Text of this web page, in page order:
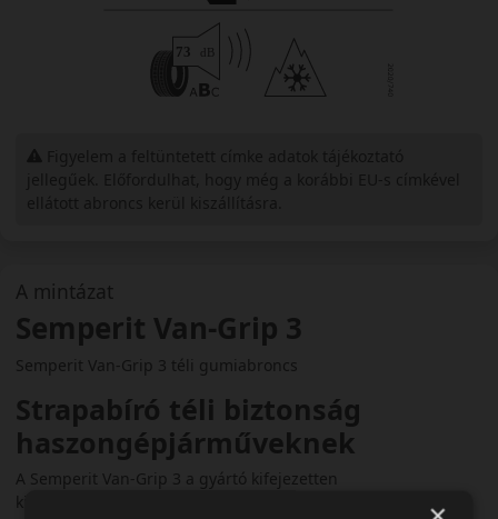
A mintázat
Semperit Van-Grip 3
Semperit Van-Grip 3 téli gumiabroncs
Strapabíró téli biztonság
haszongépjárműveknek
A Semperit Van-Grip 3 a gyártó kifejezetten
kishaszongépjárművek számára fejlesztett téli abroncsa. Az